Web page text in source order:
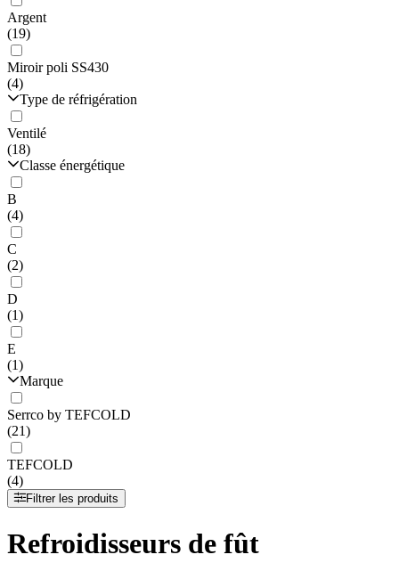
Argent
(19)
Miroir poli SS430
(4)
Type de réfrigération
Ventilé
(18)
Classe énergétique
B
(4)
C
(2)
D
(1)
E
(1)
Marque
Serrco by TEFCOLD
(21)
TEFCOLD
(4)
Filtrer les produits
Refroidisseurs de fût